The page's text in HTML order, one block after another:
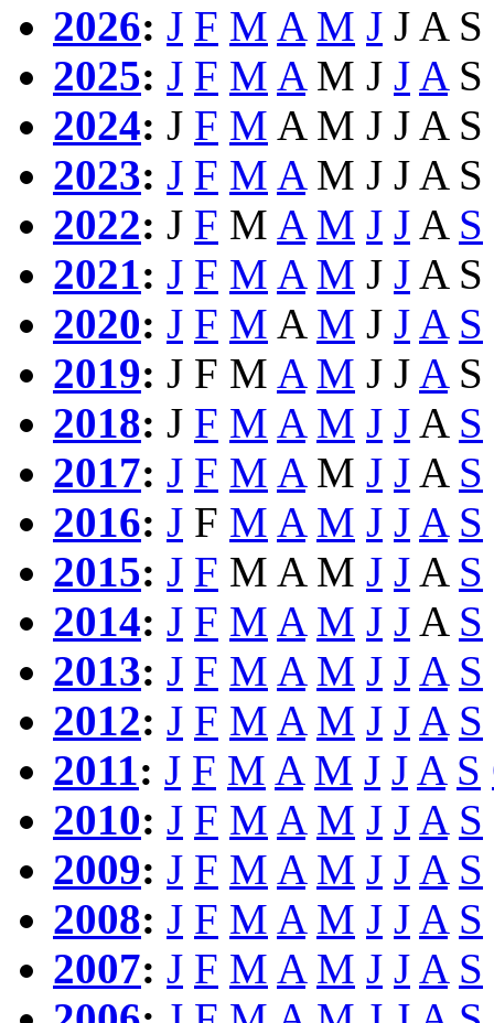
2026: J F M A M J J A S
2025: J F M A M J J A S
2024: J F M A M J J A S
2023: J F M A M J J A S
2022: J F M A M J J A S
2021: J F M A M J J A S
2020: J F M A M J J A S
2019: J F M A M J J A S
2018: J F M A M J J A S
2017: J F M A M J J A S
2016: J F M A M J J A S
2015: J F M A M J J A S
2014: J F M A M J J A S
2013: J F M A M J J A S
2012: J F M A M J J A S
2011: J F M A M J J A S
2010: J F M A M J J A S
2009: J F M A M J J A S
2008: J F M A M J J A S
2007: J F M A M J J A S